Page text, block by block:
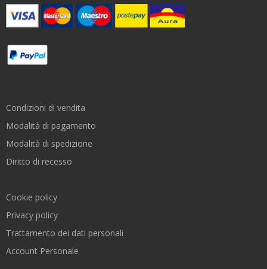
Condizioni di vendita
Modalità di pagamento
Modalità di spedizione
Diritto di recesso
Cookie policy
Privacy policy
Trattamento dei dati personali
Account Personale